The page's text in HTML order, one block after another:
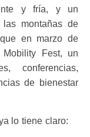
y fría, y un
montañas de
en marzo de
Fest, un
conferencias,
de bienestar
lo tiene claro: